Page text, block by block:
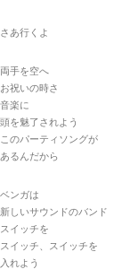
さあ行くよ
両手を空へ
お祝いの時さ
音楽に
頭を魅了されよう
このパーティソングが
あるんだから
ベンガは
新しいサウンドのバンド
スイッチを
スイッチ、スイッチを
入れよう